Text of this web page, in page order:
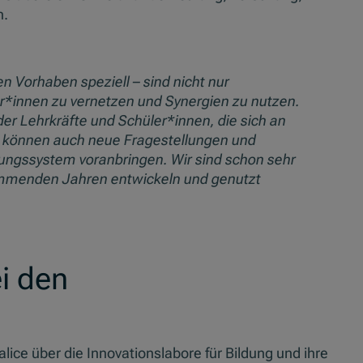
Vorhaben speziell – sind nicht nur
zu vernetzen und Synergien zu nutzen.
Lehrkräfte und Schüler*innen, die sich an
auch neue Fragestellungen und
voranbringen. Wir sind schon sehr
Jahren entwickeln und genutzt
den
über die Innovationslabore für Bildung und ihre